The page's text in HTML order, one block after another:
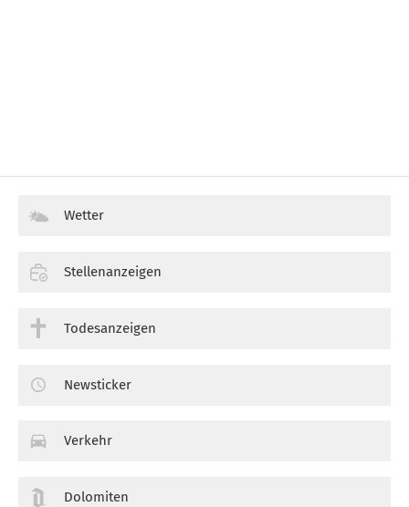
Wetter
Stellenanzeigen
Todesanzeigen
Newsticker
Verkehr
Dolomiten